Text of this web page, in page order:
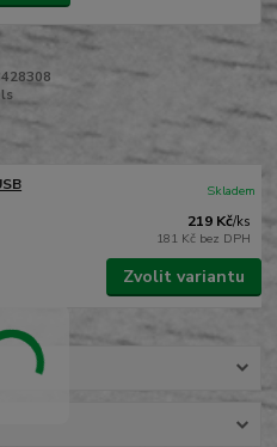
219 Kč/ks
181 Kč bez DPH
Skladem
Zvolit variantu